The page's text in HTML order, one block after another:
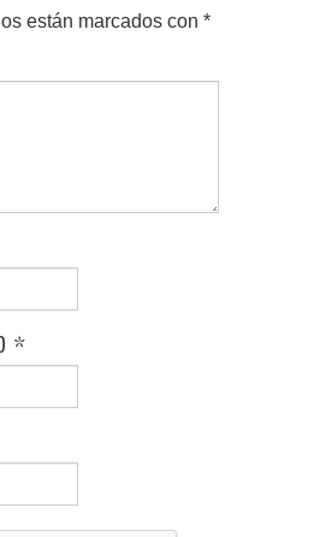
están marcados con*
*